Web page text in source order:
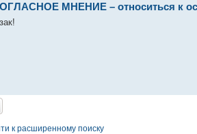
МНЕНИЕ – относиться к
к расширенному поиску